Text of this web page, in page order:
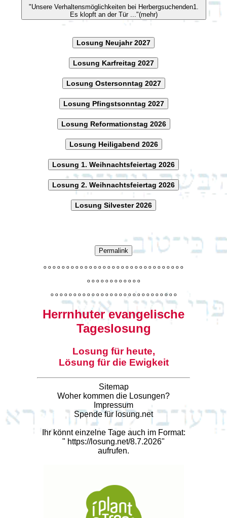
"Unsere Verhaltensmöglichkeiten bei Herbergsuchenden1.
Es klopft an der Tür ..."(mehr)
Losung Neujahr 2027
Losung Karfreitag 2027
Losung Ostersonntag 2027
Losung Pfingstsonntag 2027
Losung Reformationstag 2026
Losung Heiligabend 2026
Losung 1. Weihnachtsfeiertag 2026
Losung 2. Weihnachtsfeiertag 2026
Losung Silvester 2026
Permalink
o o o o o o o o o o o o o o o o o o o o o o o o o o o o o o o
o o o o o o o o o o o o
o o o o o o o o o o o o o o o o o o o o o o o o o o o o
Herrnhuter evangelische
Tageslosung
Losung für heute,
Lösung für die Ewigkeit
Sitemap
Woher kommen die Losungen?
Impressum
Spende für losung.net
Ihr könnt einzelne Tage auch im Format:
" https://losung.net/8.7.2026"
aufrufen.